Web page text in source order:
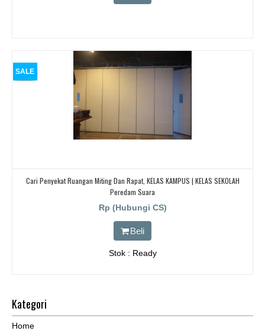
SALE
Cari Penyekat Ruangan Miting Dan Rapat, KELAS KAMPUS | KELAS SEKOLAH
Peredam Suara
Rp (Hubungi CS)
Beli
Stok : Ready
Kategori
Home